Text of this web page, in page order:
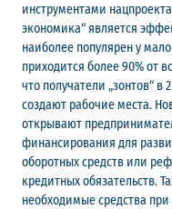
инструментами
экономика“ является
наиболее популярен у
приходится более 90% от
что получатели „зонтов“
создают рабочие места.
открывают
финансирования для
оборотных средств или
кредитных обязательств.
необходимые средства при